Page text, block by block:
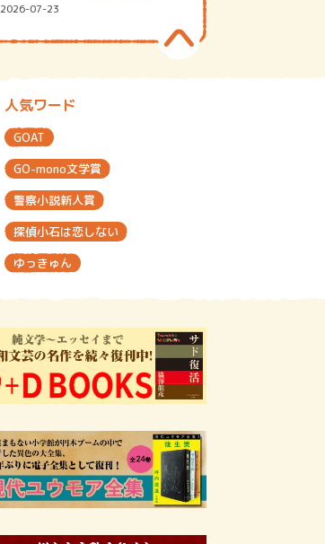
2026-07-23
人気ワード
GOAT
GO-mono文学賞
警察小説新人賞
探偵小石は恋しない
ゆっきゅん